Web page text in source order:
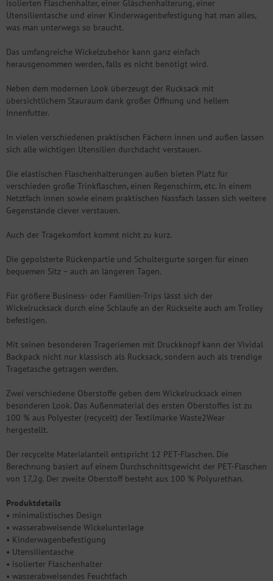
isolierten Flaschenhalter, einer Gläschenhalterung, einer
Utensilientasche und einer Kinderwagenbefestigung hat man alles,
was man unterwegs so braucht.
Das umfangreiche Wickelzubehör kann ganz einfach
herausgenommen werden, falls es nicht benötigt wird.
Neben dem modernen Look überzeugt der Rucksack mit
übersichtlichem Stauraum dank großer Öffnung und hellem
Innenfutter.
In vielen verschiedenen praktischen Fächern innen und außen lassen
sich alle wichtigen Utensilien durchdacht verstauen.
Die elastischen Flaschenhalterungen außen bieten Platz für
verschieden große Trinkflaschen, einen Regenschirm, etc. In einem
Netztfach innen sowie einem praktischen Nassfach lassen sich weitere
Gegenstände clever verstauen.
Auch der Tragekomfort kommt nicht zu kurz.
Die gepolsterte Rückenpartie und Schultergurte sorgen für einen
bequemen Sitz – auch an längeren Tagen.
Für größere Business- oder Familien-Trips lässt sich der
Wickelrucksack durch eine Schlaufe an der Rückseite auch am Trolley
befestigen.
Mit seinen besonderen Trageriemen mit Druckknopf kann der Vividal
Backpack nicht nur klassisch als Rucksack, sondern auch als trendige
Tragetasche getragen werden.
Zwei verschiedene Oberstoffe geben dem Wickelrucksack einen
besonderen Look. Das Außenmaterial des ersten Oberstoffes ist zu
100 % aus Polyester (recycelt) der Textilmarke Waste2Wear
hergestellt.
Der recycelte Materialanteil entspricht 12 PET-Flaschen. Die
Berechnung basiert auf einem Durchschnittsgewicht der PET-Flaschen
von 17,2g. Der zweite Oberstoff besteht aus 100 % Polyurethan.
Produktdetails
• minimalistisches Design
• wasserabweisende Wickelunterlage
• Kinderwagenbefestigung
• Utensilientasche
• isolierter Flaschenhalter
• wasserabweisendes Feuchtfach